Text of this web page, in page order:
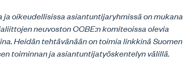
ja oikeudellisissa asiantuntijaryhmissä on mukana
neuvoston CCBE:n komiteoissa olevia
Heidän tehtävänään on toimia linkkinä Suomen
toiminnan ja asiantuntijatyöskentelyn välillä.